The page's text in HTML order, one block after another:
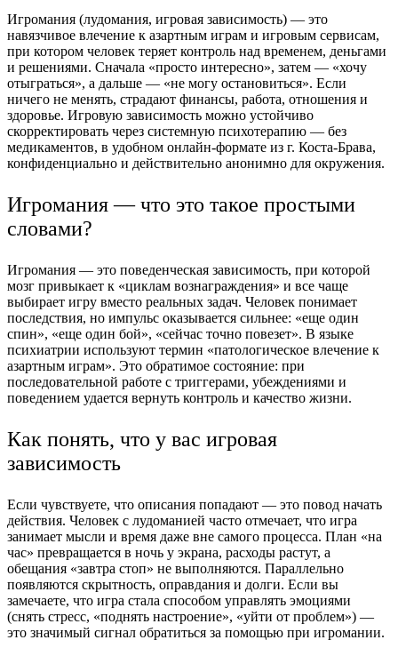
Игромания (лудомания, игровая зависимость) — это
навязчивое влечение к азартным играм и игровым сервисам,
при котором человек теряет контроль над временем, деньгами
и решениями. Сначала «просто интересно», затем — «хочу
отыграться», а дальше — «не могу остановиться». Если
ничего не менять, страдают финансы, работа, отношения и
здоровье. Игровую зависимость можно устойчиво
скорректировать через системную психотерапию — без
медикаментов, в удобном онлайн-формате из г. Коста-Брава,
конфиденциально и действительно анонимно для окружения.
Игромания — что это такое простыми
словами?
Игромания — это поведенческая зависимость, при которой
мозг привыкает к «циклам вознаграждения» и все чаще
выбирает игру вместо реальных задач. Человек понимает
последствия, но импульс оказывается сильнее: «еще один
спин», «еще один бой», «сейчас точно повезет». В языке
психиатрии используют термин «патологическое влечение к
азартным играм». Это обратимое состояние: при
последовательной работе с триггерами, убеждениями и
поведением удается вернуть контроль и качество жизни.
Как понять, что у вас игровая
зависимость
Если чувствуете, что описания попадают — это повод начать
действия. Человек с лудоманией часто отмечает, что игра
занимает мысли и время даже вне самого процесса. План «на
час» превращается в ночь у экрана, расходы растут, а
обещания «завтра стоп» не выполняются. Параллельно
появляются скрытность, оправдания и долги. Если вы
замечаете, что игра стала способом управлять эмоциями
(снять стресс, «поднять настроение», «уйти от проблем») —
это значимый сигнал обратиться за помощью при игромании.